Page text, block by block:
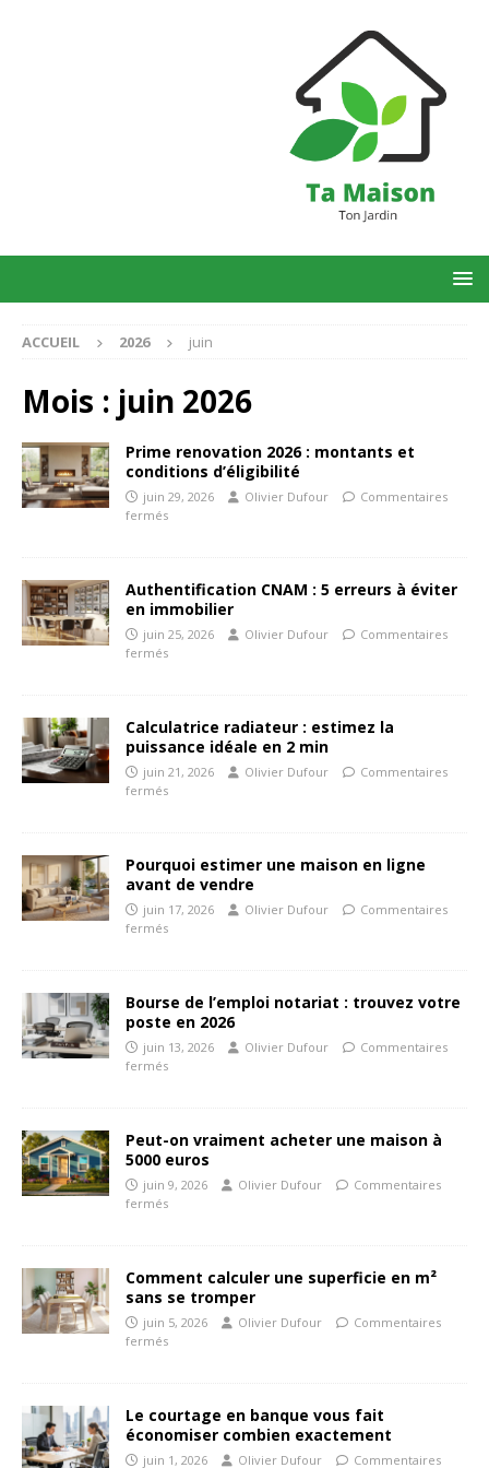
ACCUEIL 2026 juin
Mois : juin 2026
Prime renovation 2026 : montants et
conditions d’éligibilité
juin 29, 2026 Olivier Dufour
Commentaires
fermés
Authentification CNAM : 5 erreurs à éviter
en immobilier
juin 25, 2026 Olivier Dufour
Commentaires
fermés
Calculatrice radiateur : estimez la
puissance idéale en 2 min
juin 21, 2026 Olivier Dufour
Commentaires
fermés
Pourquoi estimer une maison en ligne
avant de vendre
juin 17, 2026 Olivier Dufour
Commentaires
fermés
Bourse de l’emploi notariat : trouvez votre
poste en 2026
juin 13, 2026 Olivier Dufour
Commentaires
fermés
Peut-on vraiment acheter une maison à
5000 euros
juin 9, 2026 Olivier Dufour
Commentaires
fermés
Comment calculer une superficie en m²
sans se tromper
juin 5, 2026 Olivier Dufour
Commentaires
fermés
Le courtage en banque vous fait
économiser combien exactement
juin 1, 2026 Olivier Dufour Commentaires